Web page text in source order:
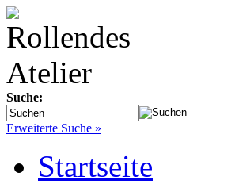
Suche:
Erweiterte Suche »
Startseite